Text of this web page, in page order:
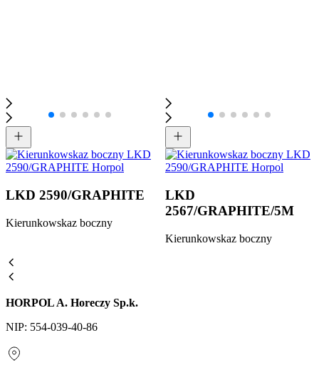
LKD 2590/GRAPHITE
Kierunkowskaz boczny
LKD
2567/GRAPHITE/5M
Kierunkowskaz boczny
HORPOL A. Horeczy Sp.k.
NIP: 554-039-40-86